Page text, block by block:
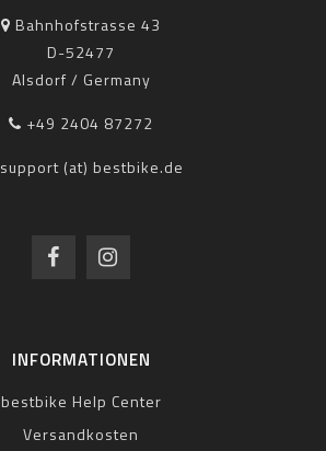
Bahnhofstrasse 43
D-52477
Alsdorf / Germany
+49 2404 87272
support (at) bestbike.de
INFORMATIONEN
bestbike Help Center
Versandkosten